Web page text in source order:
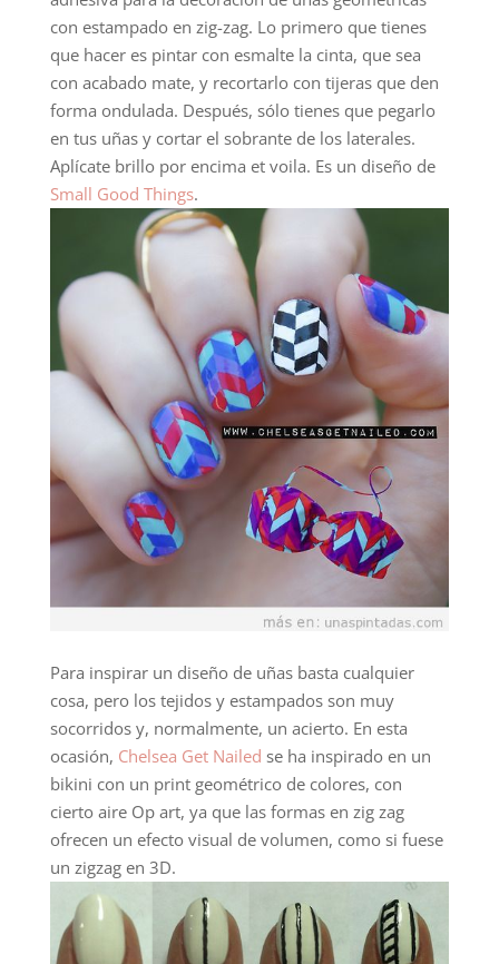
con estampado en zig-zag. Lo primero que tienes
que hacer es pintar con esmalte la cinta, que sea
con acabado mate, y recortarlo con tijeras que den
forma ondulada. Después, sólo tienes que pegarlo
en tus uñas y cortar el sobrante de los laterales.
Aplícate brillo por encima et voila. Es un diseño de
Small Good Things.
Para inspirar un diseño de uñas basta cualquier
cosa, pero los tejidos y estampados son muy
socorridos y, normalmente, un acierto. En esta
ocasión, Chelsea Get Nailed se ha inspirado en un
bikini con un print geométrico de colores, con
cierto aire Op art, ya que las formas en zig zag
ofrecen un efecto visual de volumen, como si fuese
un zigzag en 3D.